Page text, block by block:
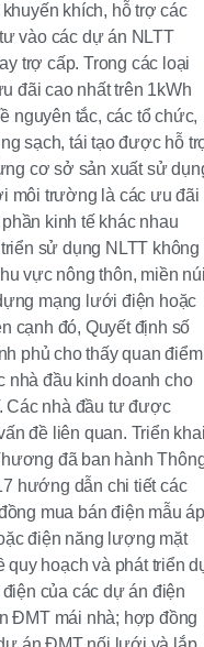
khích, hỗ trợ các
vào các dự án NLTT
trợ cấp. Trong các loại
đãi cao nhất trên 1kWh
nguyên tắc, các tổ chức,
sạch, tái tạo được hỗ
cơ sở sản xuất sử
môi trường là các ưu đãi
kinh tế khác nhau
sử dụng NLTT không
vực nông thôn, miền
mạng lưới điện hoặc
cạnh đó, Quyết định số
phủ cho thấy quan điểm
nhà đầu kinh doanh cho
Các nhà đầu tư được
đề liên quan. Triển
đã ban hành
hướng dẫn chi tiết các
mua bán điện mẫu áp
điện năng lượng mặt
hoạch và phát triển
của các dự án điện
ĐMT mái nhà; hợp đồng